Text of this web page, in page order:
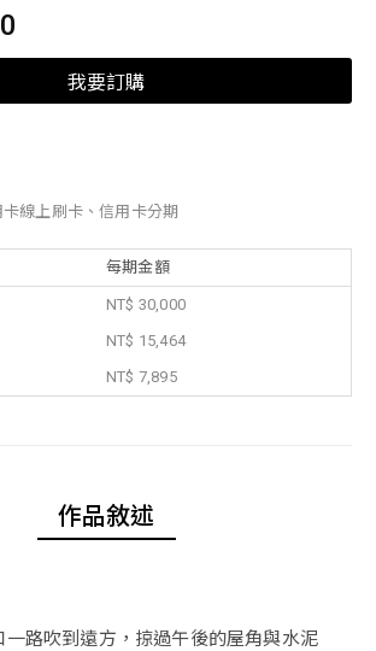
我要訂購
線上刷卡、信用卡分期
每期金額
NT$ 30,000
NT$ 15,464
NT$ 7,895
作品敘述
路吹到遠方，掠過午後的屋角與水泥